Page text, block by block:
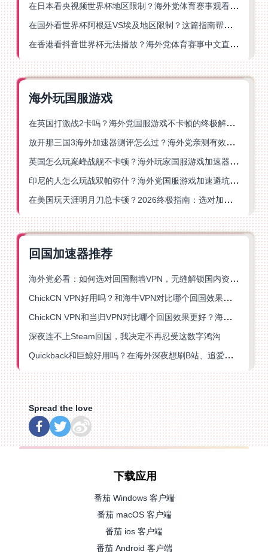
在日本看央视频世界杯地区限制？海外党体育赛事观看终极指南
在国外看世界杯阿根廷VS埃及地区限制？这篇指南帮你搞定中文直播+解说
在香港看抖音世界杯无法播放？海外党体育赛事中文直播终极指南
海外玩国服游戏
在英国打激战2卡吗？海外党国服游戏不卡顿的终极解决方案
放开那三国3海外加速器测评怎么过？海外党亲测有效的国服游戏加速指南
英国怎么玩巅峰战舰不卡顿？海外玩家国服游戏加速器终极指南
印尼的人怎么玩战双帕弥什？海外党国服游戏加速避坑指南
在美国玩天涯明月刀总卡顿？2026终极指南：选对加速器让你丝滑连招
回国加速器推荐
海外党必看：如何选对回国翻墙VPN，无缝解锁国内资源？
ChickCN VPN好用吗？和海牛VPN对比哪个回国效果更好？
ChickCN VPN和当归VPN对比哪个回国效果更好？海外党亲测后选了它
深夜连不上Steam回国，我决定不再忍受这数字鸿沟
Quickback和巨鲸好用吗？在海外深夜想刷B站、追爱奇艺的你，或许正需要这份答案
Spread the love
下载应用
番茄 Windows 客户端
番茄 macOS 客户端
番茄 ios 客户端
番茄 Android 客户端